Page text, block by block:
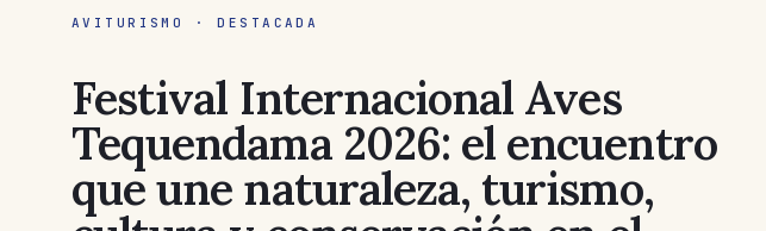
AVITURISMO · DESTACADA
Festival Internacional Aves
Tequendama 2026: el encuentro
que une naturaleza, turismo,